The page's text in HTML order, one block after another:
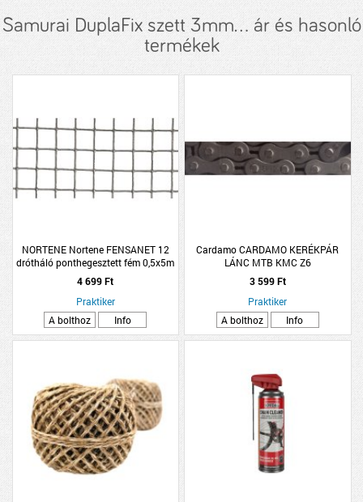
Samurai DuplaFix szett 3mm... ár és hasonló
termékek
NORTENE Nortene FENSANET 12
drótháló ponthegesztett fém 0,5x5m
ezüst
4 699 Ft
Praktiker
A bolthoz
Info
Cardamo CARDAMO KERÉKPÁR
LÁNC MTB KMC Z6
3 599 Ft
Praktiker
A bolthoz
Info